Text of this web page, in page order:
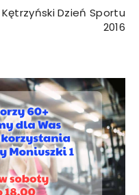
Kętrzyński Dzień Sportu
2016